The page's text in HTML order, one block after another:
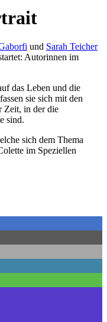
und Sarah Teicher
Autorinnen im
das Leben und die
sie sich mit den
Zeit, in der die
sind.
sich dem Thema
im Speziellen